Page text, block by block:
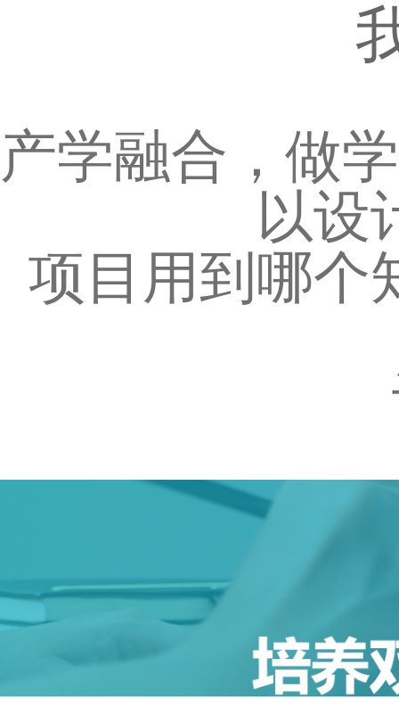
产学融合，做
以设
项目用到哪个